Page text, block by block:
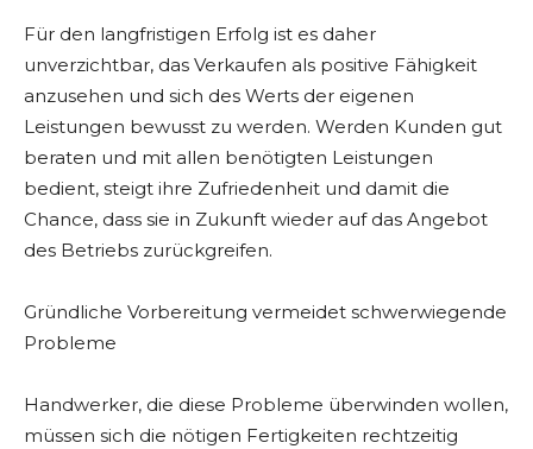
Für den langfristigen Erfolg ist es daher
unverzichtbar, das Verkaufen als positive Fähigkeit
anzusehen und sich des Werts der eigenen
Leistungen bewusst zu werden. Werden Kunden gut
beraten und mit allen benötigten Leistungen
bedient, steigt ihre Zufriedenheit und damit die
Chance, dass sie in Zukunft wieder auf das Angebot
des Betriebs zurückgreifen.
Gründliche Vorbereitung vermeidet schwerwiegende
Probleme
Handwerker, die diese Probleme überwinden wollen,
müssen sich die nötigen Fertigkeiten rechtzeitig